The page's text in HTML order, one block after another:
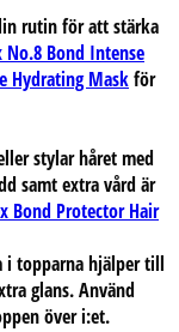
rutin för att stärka
No.8 Bond Intense
Hydrating Maskför
stylar håret med
samt extra vård är
Bond Protector Hair
i topparna hjälper till
glans. Använd
över i:et.